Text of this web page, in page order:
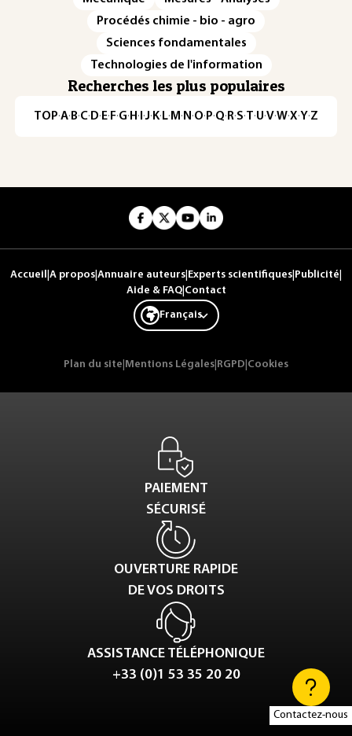
Contactez-nous
Procédés chimie - bio - agro
Sciences fondamentales
Technologies de l'information
Recherches les plus populaires
TOP·A·B·C· D· E· F·G· H · ·J· K· L· M · N ·O· P·Q· R·S·T·U·V·W·X·Y·Z
Accueil A propos Annuaire auteurs Experts scientifiques Publicité
Aide & FAQ| Contact
Français
Plan du site Mentions Légales RGPD Cookies
PAIEMENT
SÉCURISÉ
OUVERTURE RAPIDE
DE VOS DROITS
ASSISTANCE TÉLÉPHONIQUE
+33 (0)1 53 35 20 20